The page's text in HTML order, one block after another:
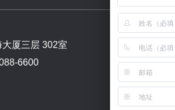
厦三层 302室
6600